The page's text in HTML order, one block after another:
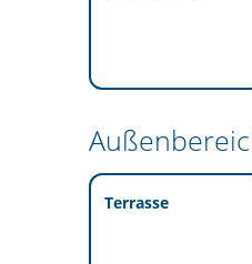
Terrasse